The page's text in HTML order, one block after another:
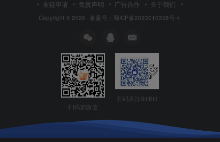
友链申请 免责声明 广告合作 关于我们
Copyright © 2026 · 备案号：蜀ICP备2023010338号-4
扫码加微信
扫码关注BiliBili